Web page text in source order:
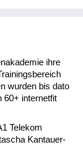
per E-Mail -
Weiterleitung an
ihre
wurden bis dato
60+ internetfit
Telekom
Kantauer-